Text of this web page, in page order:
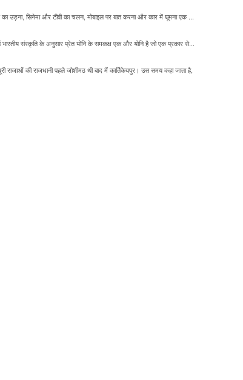
उड़ना, सिनेमा और टीवी का चलन, मोबाइल पर बात करना और कार में घूमना एक ...
भारतीय संस्कृति के अनुसार प्रेत योनि के समकक्ष एक और योनि है जो एक प्रकार से...
राजाओं की राजधानी पहले जोशीमठ थी बाद में कार्तिकेयपुर। उस समय कहा जाता है,